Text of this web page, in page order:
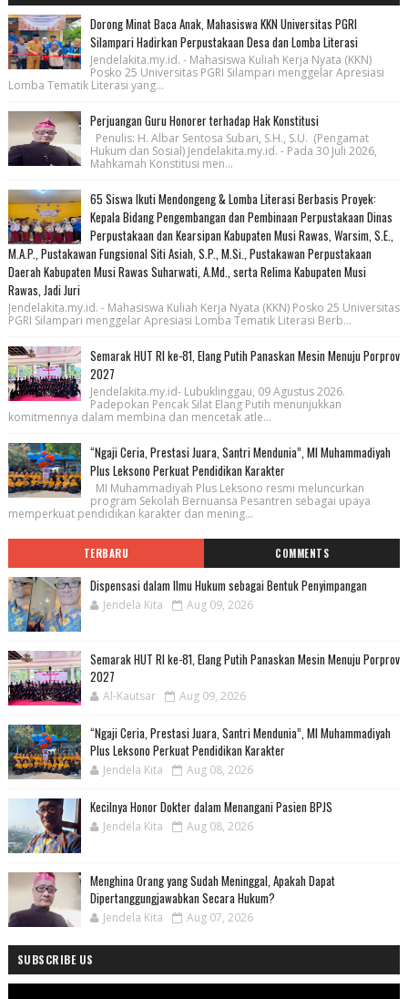
Dorong Minat Baca Anak, Mahasiswa KKN Universitas PGRI
Silampari Hadirkan Perpustakaan Desa dan Lomba Literasi
Jendelakita.my.id. - Mahasiswa Kuliah Kerja Nyata (KKN)
Posko 25 Universitas PGRI Silampari menggelar Apresiasi
Lomba Tematik Literasi yang...
Perjuangan Guru Honorer terhadap Hak Konstitusi
Penulis: H. Albar Sentosa Subari, S.H., S.U. (Pengamat
Hukum dan Sosial) Jendelakita.my.id. - Pada 30 Juli 2026,
Mahkamah Konstitusi men...
65 Siswa Ikuti Mendongeng & Lomba Literasi Berbasis Proyek:
Kepala Bidang Pengembangan dan Pembinaan Perpustakaan Dinas
Perpustakaan dan Kearsipan Kabupaten Musi Rawas, Warsim, S.E.,
M.A.P., Pustakawan Fungsional Siti Asiah, S.P., M.Si., Pustakawan Perpustakaan
Daerah Kabupaten Musi Rawas Suharwati, A.Md., serta Relima Kabupaten Musi
Rawas, Jadi Juri
Jendelakita.my.id. - Mahasiswa Kuliah Kerja Nyata (KKN) Posko 25 Universitas
PGRI Silampari menggelar Apresiasi Lomba Tematik Literasi Berb...
Semarak HUT RI ke-81, Elang Putih Panaskan Mesin Menuju Porprov
2027
Jendelakita.my.id- Lubuklinggau, 09 Agustus 2026.
Padepokan Pencak Silat Elang Putih menunjukkan
komitmennya dalam membina dan mencetak atle...
“Ngaji Ceria, Prestasi Juara, Santri Mendunia”, MI Muhammadiyah
Plus Leksono Perkuat Pendidikan Karakter
MI Muhammadiyah Plus Leksono resmi meluncurkan
program Sekolah Bernuansa Pesantren sebagai upaya
memperkuat pendidikan karakter dan mening...
TERBARU COMMENTS
Dispensasi dalam Ilmu Hukum sebagai Bentuk Penyimpangan
Jendela Kita Aug 09, 2026
Semarak HUT RI ke-81, Elang Putih Panaskan Mesin Menuju Porprov
2027
Al-Kautsar Aug 09, 2026
“Ngaji Ceria, Prestasi Juara, Santri Mendunia”, MI Muhammadiyah
Plus Leksono Perkuat Pendidikan Karakter
Jendela Kita Aug 08, 2026
Kecilnya Honor Dokter dalam Menangani Pasien BPJS
Jendela Kita Aug 08, 2026
Menghina Orang yang Sudah Meninggal, Apakah Dapat
Dipertanggungjawabkan Secara Hukum?
Jendela Kita Aug 07, 2026
SUBSCRIBE US